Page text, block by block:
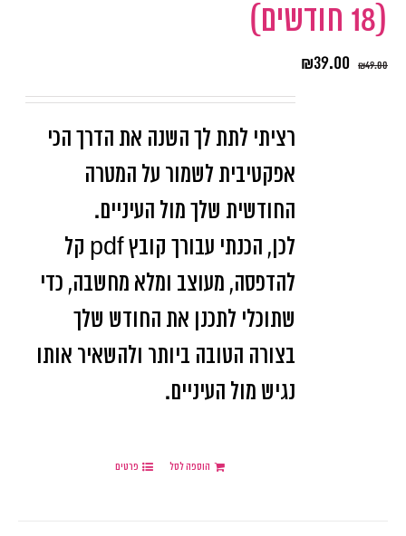
(18 חודשים)
₪49.00
₪39.00
רציתי לתת לך השנה את הדרך הכי
אפקטיבית לשמור על המטרה
החודשית שלך מול העיניים.
לכן, הכנתי עבורך קובץ pdf קל
להדפסה, מעוצב ומלא מחשבה, כדי
שתוכלי לתכנן את החודש שלך
בצורה הטובה ביותר ולהשאיר אותו
נגיש מול העיניים.
הוספה לסל פרטים